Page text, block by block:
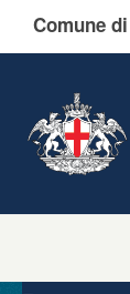
Comune